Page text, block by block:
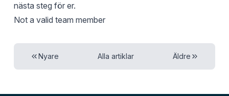
nästa steg för er.
Not a valid team member
Nyare Alla artiklar Äldre